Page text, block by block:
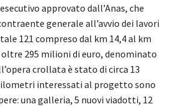
approvato dall’Anas, che
generale all’avvio dei lavori
121 compreso dal km 14,4 al km
295 milioni di euro, denominato
crollata è stato di circa 13
interessati al progetto sono
una galleria, 5 nuovi viadotti, 12